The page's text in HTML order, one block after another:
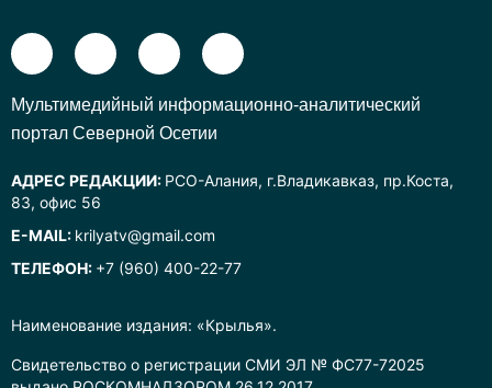
Наименование издания: «Крылья».
Свидетельство о регистрации СМИ ЭЛ № ФС77-72025
Mультимедийный информационно-аналитический
портал Северной Осетии
АДРЕС РЕДАКЦИИ: РСО-Алания, г.Владикавказ, пр.Коста,
83, офис 56
E-MAIL: krilyatv@gmail.com
ТЕЛЕФОН: +7 (960) 400-22-77